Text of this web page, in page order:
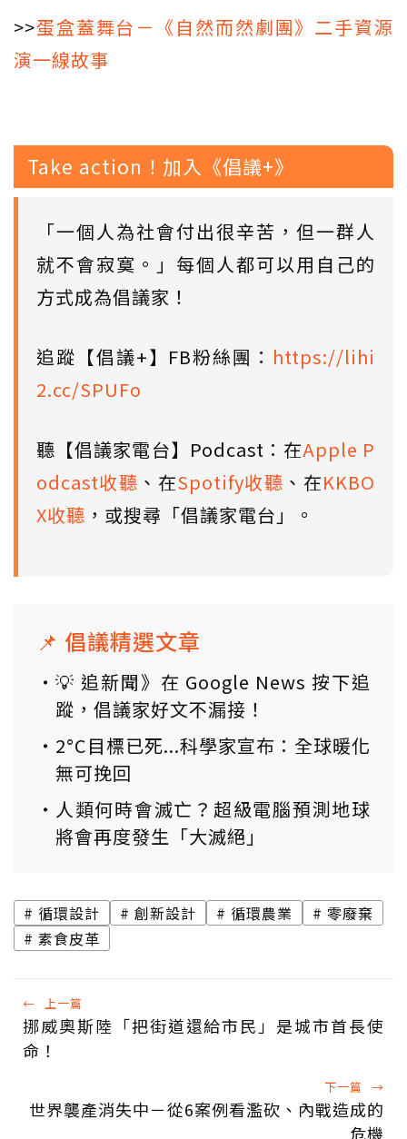
>>蛋盒蓋舞台－《自然而然劇團》二手資源
演一線故事
Take action！加入《倡議+》
「一個人為社會付出很辛苦，但一群人
就不會寂寞。」每個人都可以用自己的
方式成為倡議家！
追蹤【倡議+】FB粉絲團： https://lihi
2.cc/SPUFo
聽【倡議家電台】Podcast：在Apple P
odcast收聽 、在Spotify收聽 、在KKBO
X收聽 ，或搜尋「倡議家電台」。
📌 倡議精選文章
💡 追新聞》在 Google News 按下追
蹤，倡議家好文不漏接！
2°C目標已死...科學家宣布：全球暖化
無可挽回
人類何時會滅亡？超級電腦預測地球
將會再度發生「大滅絕」
循環設計 創新設計 循環農業
零廢棄
素食皮革
← 上一篇
挪威奧斯陸「把街道還給市民」是城市首長使
命！
下一篇 →
世界襲產消失中－從6案例看濫砍、內戰造成的
危機